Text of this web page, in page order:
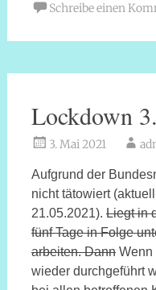
Schreibe einen
Lockdown
3. Mai 2021
Aufgrund der
nicht tätowiert
21.05.2021). Liegt in
fünf Tage in Folge
arbeiten. DannWenn
wieder durchgeführt